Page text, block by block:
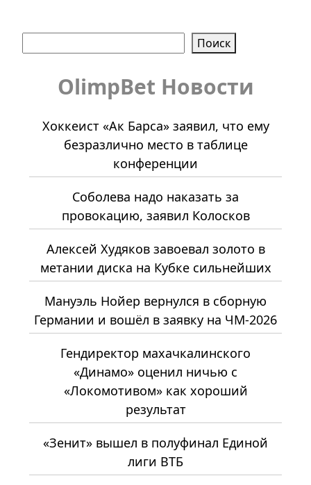
Поиск
OlimpBet Новости
Хоккеист «Ак Барса» заявил, что ему
безразлично место в таблице
конференции
Соболева надо наказать за
провокацию, заявил Колосков
Алексей Худяков завоевал золото в
метании диска на Кубке сильнейших
Мануэль Нойер вернулся в сборную
Германии и вошёл в заявку на ЧМ-2026
Гендиректор махачкалинского
«Динамо» оценил ничью с
«Локомотивом» как хороший
результат
«Зенит» вышел в полуфинал Единой
лиги ВТБ